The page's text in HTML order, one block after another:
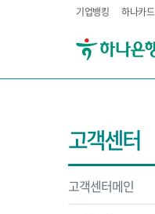
기업뱅킹 하나카드
고객센터
고객센터메인